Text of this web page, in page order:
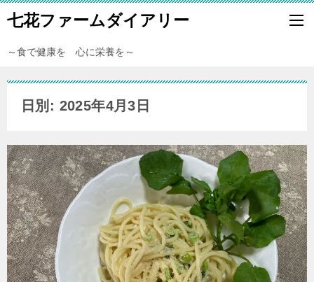
七花ファームダイアリー
～食で健康を 心に栄養を～
日別: 2025年4月3日